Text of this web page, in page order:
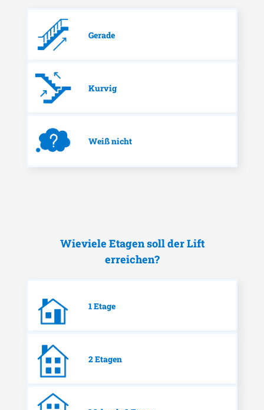
Gerade
Kurvig
Weiß nicht
Wieviele Etagen soll der Lift
erreichen?
1 Etage
2 Etagen